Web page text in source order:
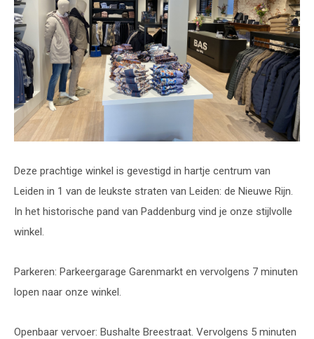
Deze prachtige winkel is gevestigd in hartje centrum van
Leiden in 1 van de leukste straten van Leiden: de Nieuwe Rijn.
In het historische pand van Paddenburg vind je onze stijlvolle
winkel.
Parkeren: Parkeergarage Garenmarkt en vervolgens 7 minuten
lopen naar onze winkel.
Openbaar vervoer: Bushalte Breestraat. Vervolgens 5 minuten